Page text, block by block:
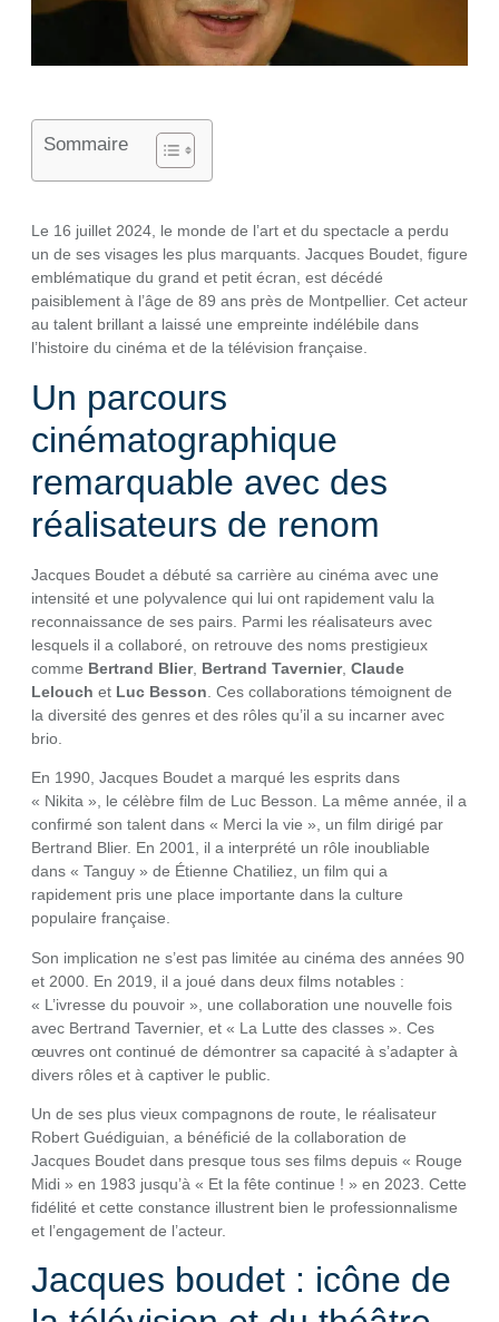
Sommaire
Le 16 juillet 2024, le monde de l’art et du spectacle a perdu
un de ses visages les plus marquants. Jacques Boudet, figure
emblématique du grand et petit écran, est décédé
paisiblement à l’âge de 89 ans près de Montpellier. Cet acteur
au talent brillant a laissé une empreinte indélébile dans
l’histoire du cinéma et de la télévision française.
Un parcours
cinématographique
remarquable avec des
réalisateurs de renom
Jacques Boudet a débuté sa carrière au cinéma avec une
intensité et une polyvalence qui lui ont rapidement valu la
reconnaissance de ses pairs. Parmi les réalisateurs avec
lesquels il a collaboré, on retrouve des noms prestigieux
comme Bertrand Blier, Bertrand Tavernier, Claude
Lelouch et Luc Besson . Ces collaborations témoignent de
la diversité des genres et des rôles qu’il a su incarner avec
brio.
En 1990, Jacques Boudet a marqué les esprits dans
« Nikita », le célèbre film de Luc Besson. La même année, il a
confirmé son talent dans « Merci la vie », un film dirigé par
Bertrand Blier. En 2001, il a interprété un rôle inoubliable
dans « Tanguy » de Étienne Chatiliez, un film qui a
rapidement pris une place importante dans la culture
populaire française.
Son implication ne s’est pas limitée au cinéma des années 90
et 2000. En 2019, il a joué dans deux films notables :
« L’ivresse du pouvoir », une collaboration une nouvelle fois
avec Bertrand Tavernier, et « La Lutte des classes ». Ces
œuvres ont continué de démontrer sa capacité à s’adapter à
divers rôles et à captiver le public.
Un de ses plus vieux compagnons de route, le réalisateur
Robert Guédiguian, a bénéficié de la collaboration de
Jacques Boudet dans presque tous ses films depuis « Rouge
Midi » en 1983 jusqu’à « Et la fête continue ! » en 2023. Cette
fidélité et cette constance illustrent bien le professionnalisme
et l’engagement de l’acteur.
Jacques boudet : icône de